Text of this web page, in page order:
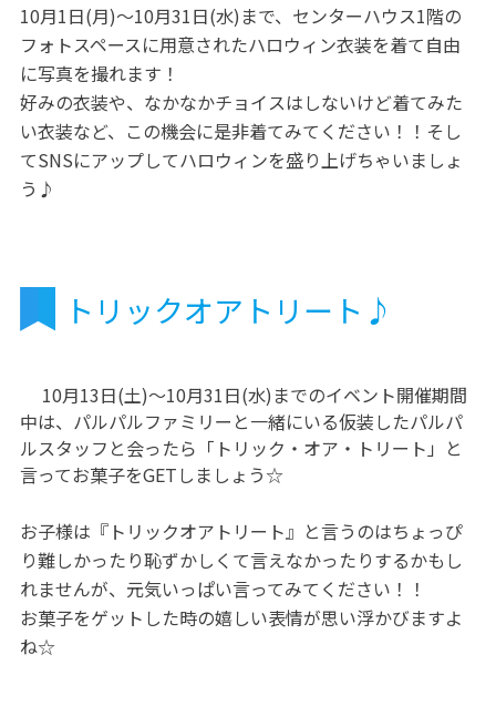
10月1日(月)～10月31日(水)まで、センターハウス1階の
フォトスペースに用意されたハロウィン衣装を着て自由
に写真を撮れます！
好みの衣装や、なかなかチョイスはしないけど着てみた
い衣装など、この機会に是非着てみてください！！そし
てSNSにアップしてハロウィンを盛り上げちゃいましょ
う♪
トリックオアトリート♪
10月13日(土)～10月31日(水)までのイベント開催期間
中は、パルパルファミリーと一緒にいる仮装したパルパ
ルスタッフと会ったら「トリック・オア・トリート」と
言ってお菓子をGETしましょう☆
お子様は『トリックオアトリート』と言うのはちょっぴ
り難しかったり恥ずかしくて言えなかったりするかもし
れませんが、元気いっぱい言ってみてください！！
お菓子をゲットした時の嬉しい表情が思い浮かびますよ
ね☆